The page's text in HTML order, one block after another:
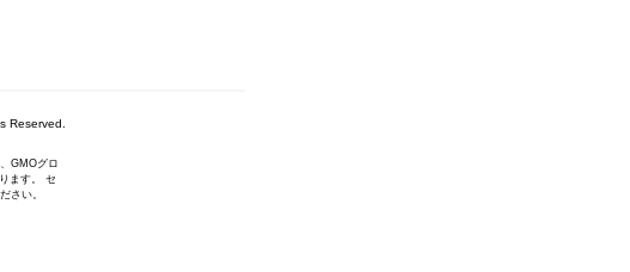
Reserved.
GMOグロ
ます。 セ
さい。